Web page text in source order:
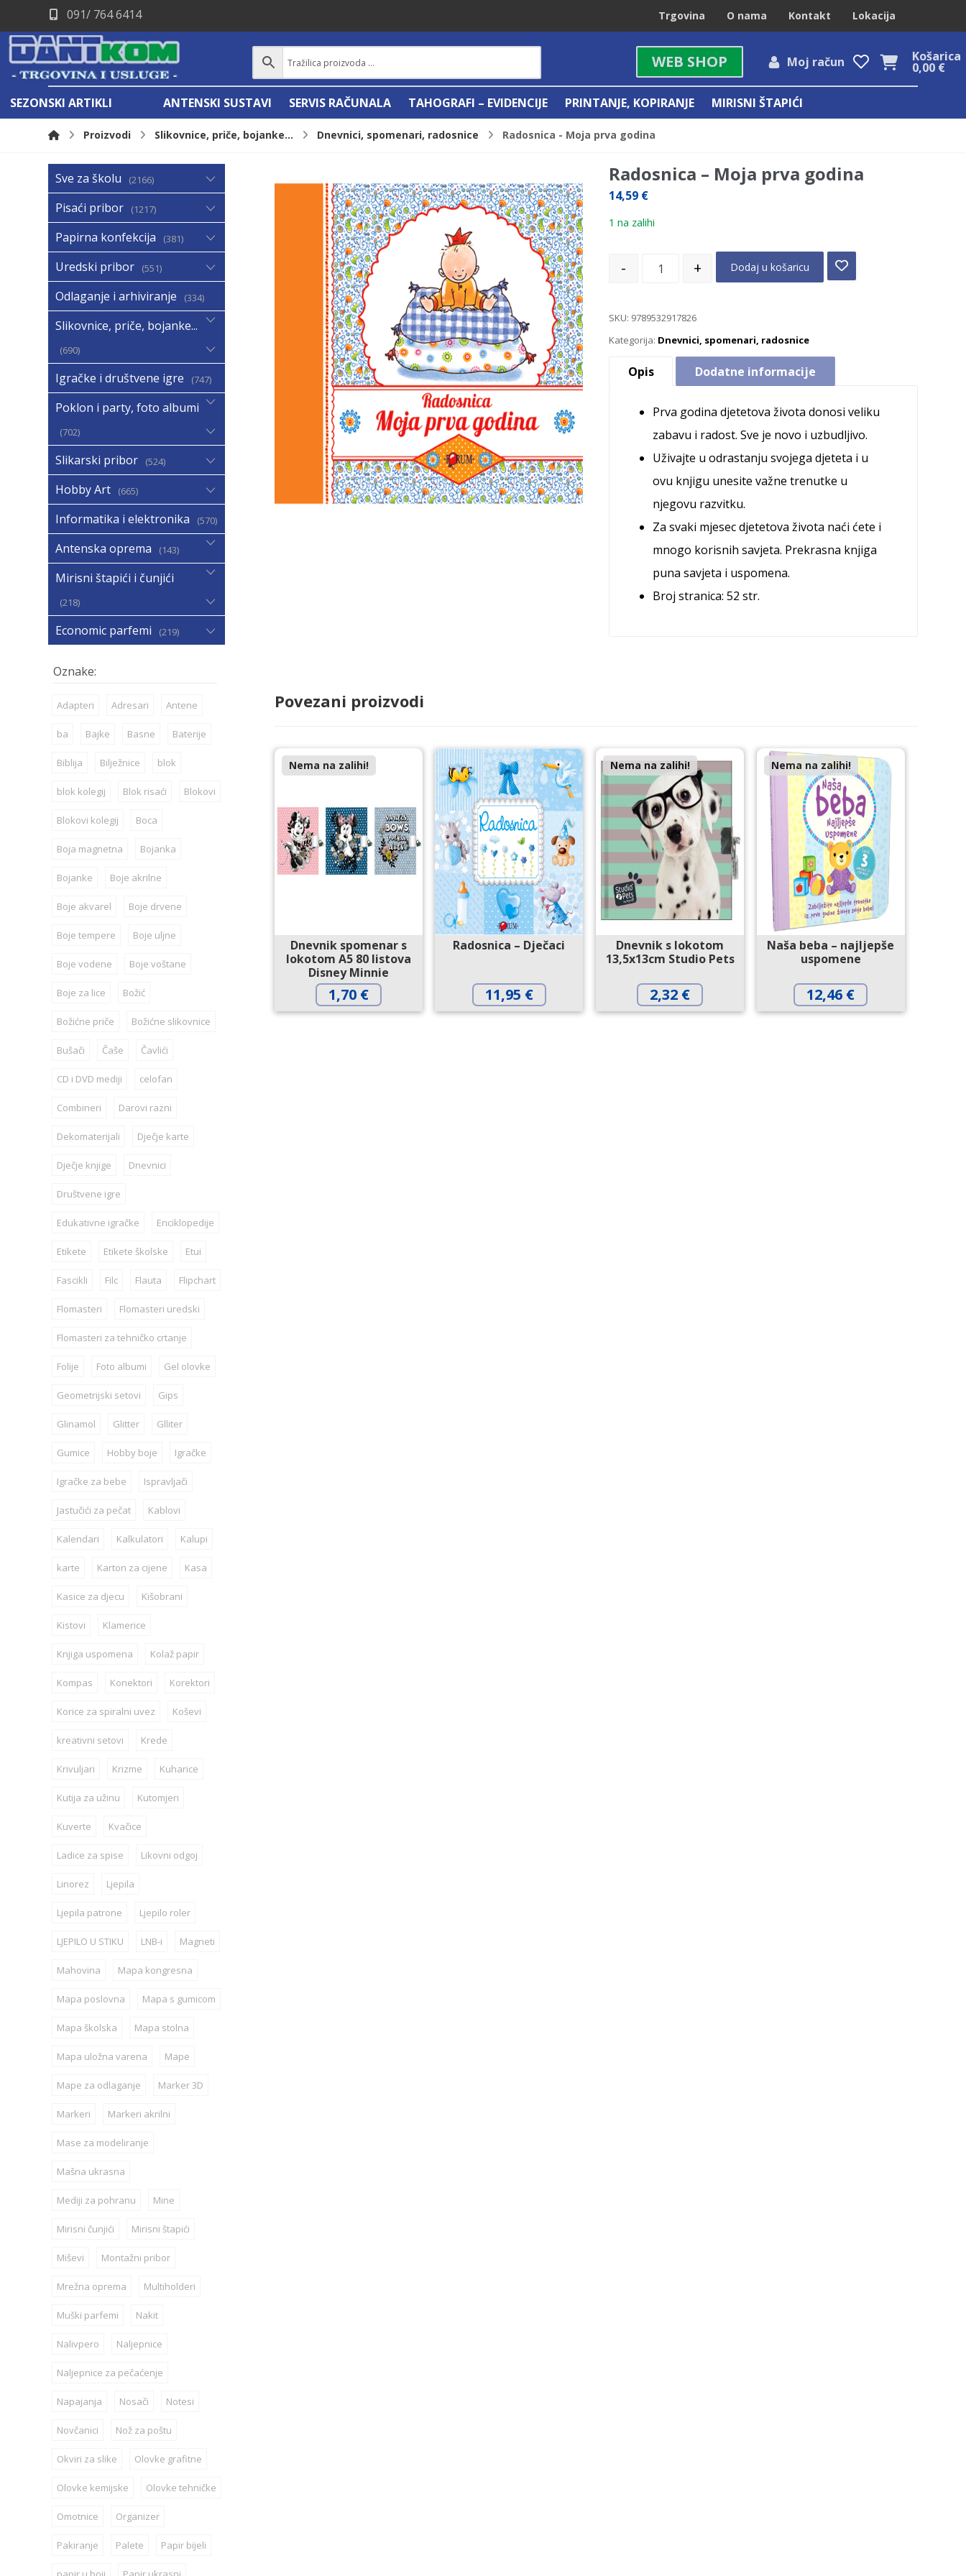
091/ 764 6414 Trgovina O nama Kontakt Lokacija
Košarica
0,00 €
Moj račun
WEB SHOP
SEZONSKI ARTIKLI ANTENSKI SUSTAVI SERVIS RAČUNALA TAHOGRAFI – EVIDENCIJE PRINTANJE, KOPIRANJE MIRISNI ŠTAPIĆI
Proizvodi Slikovnice, priče, bojanke... Dnevnici, spomenari, radosnice Radosnica - Moja prva godina
Radosnica – Moja prva godina
14,59 €
1 na zalihi
- + Dodaj u košaricu
SKU: 9789532917826
Kategorija: Dnevnici, spomenari, radosnice
Opis Dodatne informacije
Prva godina djetetova života donosi veliku
zabavu i radost. Sve je novo i uzbudljivo.
Uživajte u odrastanju svojega djeteta i u
ovu knjigu unesite važne trenutke u
njegovu razvitku.
Za svaki mjesec djetetova života naći ćete i
mnogo korisnih savjeta. Prekrasna knjiga
puna savjeta i uspomena.
Broj stranica: 52 str.
Povezani proizvodi
Nema na zalihi!
Dnevnik spomenar s
lokotom A5 80 listova
Disney Minnie
1,70 €
Radosnica – Dječaci
11,95 €
Nema na zalihi!
Dnevnik s lokotom
13,5x13cm Studio Pets
2,32 €
Nema na zalihi!
Naša beba – najljepše
uspomene
12,46 €
Sve za školu 2166
Pisaći pribor 1217
Papirna konfekcija 381
Uredski pribor 551
Odlaganje i arhiviranje 334
Slikovnice, priče, bojanke...
690
Igračke i društvene igre 747
Poklon i party, foto albumi
702
Slikarski pribor 524
Hobby Art 665
Informatika i elektronika 570
Antenska oprema 143
Mirisni štapići i čunjići
218
Economic parfemi 219
Adapteri Adresari Antene
ba Bajke Basne Baterije
Biblija Bilježnice blok
blok kolegij Blok risaći Blokovi
Blokovi kolegij Boca
Boja magnetna Bojanka
Bojanke Boje akrilne
Boje akvarel Boje drvene
Boje tempere Boje uljne
Boje vodene Boje voštane
Boje za lice Božić
Božićne priče Božićne slikovnice
Bušači Čaše Čavlići
CD i DVD mediji celofan
Combineri Darovi razni
Dekomaterijali Dječje karte
Dječje knjige Dnevnici
Društvene igre
Edukativne igračke Enciklopedije
Etikete Etikete školske Etui
Fascikli Filc Flauta Flipchart
Flomasteri Flomasteri uredski
Flomasteri za tehničko crtanje
Folije Foto albumi Gel olovke
Geometrijski setovi Gips
Glinamol Glitter Glliter
Gumice Hobby boje Igračke
Igračke za bebe Ispravljači
Jastučići za pečat Kablovi
Kalendari Kalkulatori Kalupi
karte Karton za cijene Kasa
Kasice za djecu Kišobrani
Kistovi Klamerice
Knjiga uspomena Kolaž papir
Kompas Konektori Korektori
Korice za spiralni uvez Koševi
kreativni setovi Krede
Krivuljari Krizme Kuharice
Kutija za užinu Kutomjeri
Kuverte Kvačice
Ladice za spise Likovni odgoj
Linorez Ljepila
Ljepila patrone Ljepilo roler
LJEPILO U STIKU LNB-i Magneti
Mahovina Mapa kongresna
Mapa poslovna Mapa s gumicom
Mapa školska Mapa stolna
Mapa uložna varena Mape
Mape za odlaganje Marker 3D
Markeri Markeri akrilni
Mase za modeliranje
Mašna ukrasna
Mediji za pohranu Mine
Mirisni čunjići Mirisni štapići
Miševi Montažni pribor
Mrežna oprema Multiholderi
Muški parfemi Nakit
Nalivpero Naljepnice
Naljepnice za pečaćenje
Napajanja Nosači Notesi
Novčanici Nož za poštu
Okviri za slike Olovke grafitne
Olovke kemijske Olovke tehničke
Omotnice Organizer
Pakiranje Palete Papir bijeli